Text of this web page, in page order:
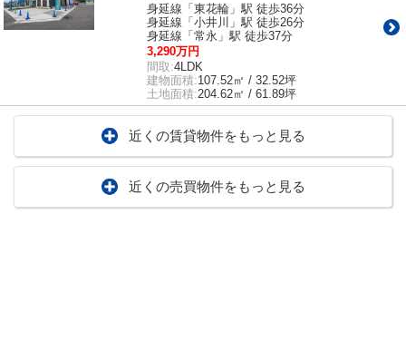
身延線「東花輪」駅 徒歩36分
身延線「小井川」駅 徒歩26分
身延線「常永」駅 徒歩37分
3,290万円
間取:4LDK
建物面積:107.52㎡ / 32.52坪
土地面積:204.62㎡ / 61.89坪
近くの賃貸物件をもっと見る
近くの売買物件をもっと見る